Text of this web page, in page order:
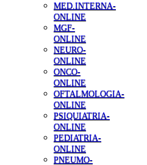
MED.INTERNA-
ONLINE
MGF-
ONLINE
NEURO-
ONLINE
ONCO-
ONLINE
OFTALMOLOGIA-
ONLINE
PSIQUIATRIA-
ONLINE
PEDIATRIA-
ONLINE
PNEUMO-